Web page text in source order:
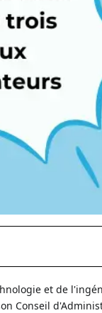
et de
Conseil